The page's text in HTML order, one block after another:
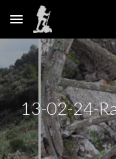
Skip to main content
13-02-24-